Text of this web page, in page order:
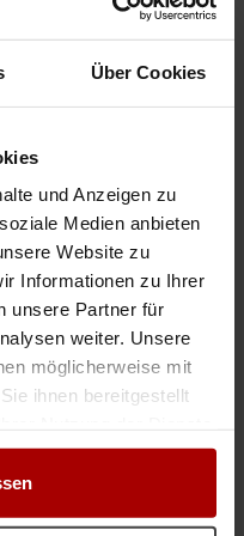
Über Cookies
und Anzeigen zu
Medien anbieten
Website zu
Informationen zu Ihrer
unsere Partner für
weiter. Unsere
möglicherweise mit
ihnen bereitgestellt
Nähe